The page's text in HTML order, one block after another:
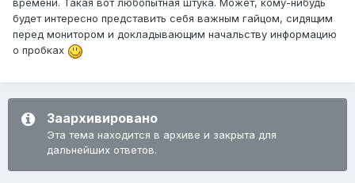
времени. Такая вот любопытная штука. Может, кому-нибудь
будет интересно представить себя важным гайцом, сидящим
перед монитором и докладывающим начальству информацию
о пробках
Заархивировано
Эта тема находится в архиве и закрыта для
дальнейших ответов.